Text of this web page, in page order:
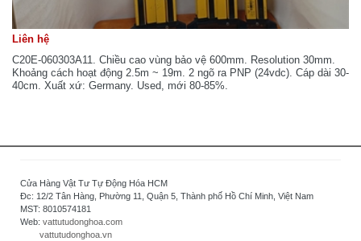
Liên hệ
C20E-060303A11. Chiều cao vùng bảo vệ 600mm. Resolution 30mm.
Khoảng cách hoạt động 2.5m ~ 19m. 2 ngõ ra PNP (24vdc). Cáp dài 30-
40cm. Xuất xứ: Germany. Used, mới 80-85%.
Cửa Hàng Vật Tư Tự Động Hóa HCM
Đc: 12/2 Tân Hàng, Phường 11, Quận 5, Thành phố Hồ Chí Minh, Việt Nam
MST: 8010574181
Web: vattutudonghoa.com
vattutudonghoa.vn